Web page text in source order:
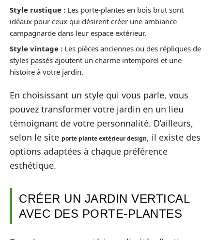
Style rustique : Les porte-plantes en bois brut sont
idéaux pour ceux qui désirent créer une ambiance
campagnarde dans leur espace extérieur.
Style vintage : Les pièces anciennes ou des répliques de
styles passés ajoutent un charme intemporel et une
histoire à votre jardin.
En choisissant un style qui vous parle, vous
pouvez transformer votre jardin en un lieu
témoignant de votre personnalité. D’ailleurs,
selon le site porte plante extérieur design, il existe des
options adaptées à chaque préférence
esthétique.
CRÉER UN JARDIN VERTICAL
AVEC DES PORTE-PLANTES